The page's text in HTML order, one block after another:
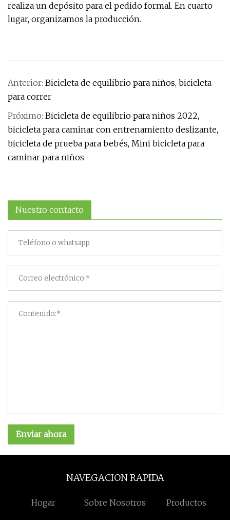
realiza un depósito para el pedido formal. En cuarto
lugar, organizamos la producción.
Anterior: Bicicleta de equilibrio para niños, bicicleta
para correr
Próximo: Bicicleta de equilibrio para niños 2022,
bicicleta para caminar con entrenamiento deslizante,
bicicleta de prueba para bebés, Mini bicicleta para
caminar para niños
Nuestro contacto
Enviar ahora
NAVEGACION RAPIDA
Hogar Sobre Nosotros Productos